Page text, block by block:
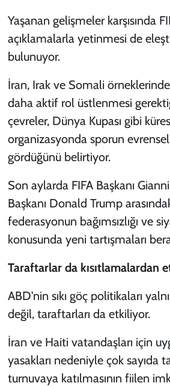
Yaşanan gelişmeler karşısında
açıklamalarla yetinmesi de
bulunuyor.
İran, Irak ve Somali
daha aktif rol üstlenmesi
çevreler, Dünya Kupası gibi
organizasyonda sporun
gördüğünü belirtiyor.
Son aylarda FIFA Başkanı
Başkanı Donald Trump
federasyonun bağımsızlığı ve
konusunda yeni tartışmaları
Taraftarlar da kısıtlamalardan
ABD'nin sıkı göç politikaları
değil, taraftarları da etkiliyor.
İran ve Haiti vatandaşları için
yasakları nedeniyle çok sayıda
turnuvaya katılmasının fiilen